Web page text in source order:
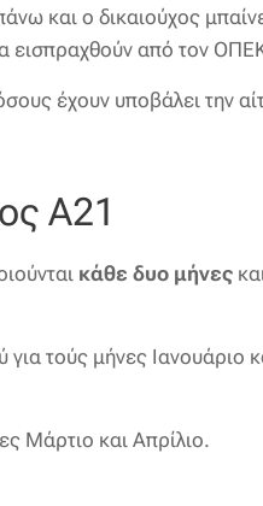
και ο δικαιούχος
εισπραχθούν από τον
έχουν υποβάλει την
Α21
κάθε δυο μήνες
τούς μήνες Ιανουάριο
Μάρτιο και Απρίλιο.